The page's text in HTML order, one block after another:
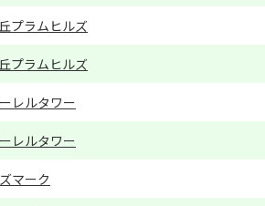
プラムヒルズ
プラムヒルズ
レルタワー
レルタワー
マーク